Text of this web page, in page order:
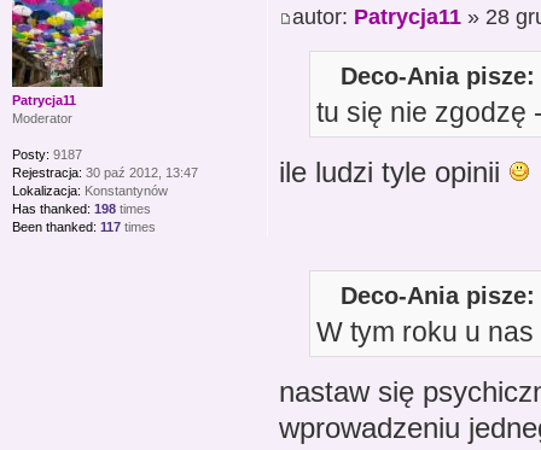
autor: Patrycja11» 28
Deco-Ania pisze:
tu się nie zgodzę
ile ludzi tyle opinii
Deco-Ania pisze:
W tym roku u nas
nastaw się
wprowadzeniu
Patrycja11
Moderator
Posty: 9187
Rejestracja: 30 paź 2012, 13:47
Lokalizacja: Konstantynów
Has thanked: 198 times
Been thanked: 117 times